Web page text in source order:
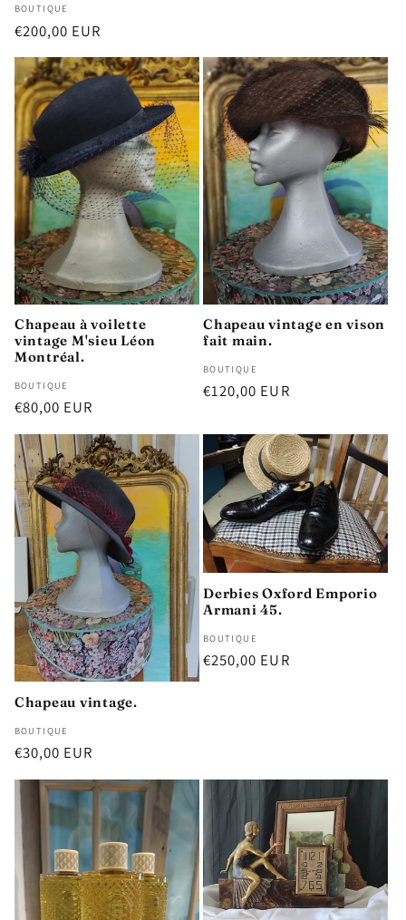
Distributeur :
BOUTIQUE
Prix
habituel
€200,00 EUR
Chapeau à voilette
vintage M'sieu Léon
Montréal.
Distributeur :
BOUTIQUE
Prix
habituel
€80,00 EUR
Chapeau vintage en vison
fait main.
Distributeur :
BOUTIQUE
Prix
€120,00 EUR
Chapeau vintage.
Distributeur :
BOUTIQUE
Prix
€30,00 EUR
Derbies Oxford Emporio
Armani 45.
Distributeur :
BOUTIQUE
Prix
€250,00 EUR